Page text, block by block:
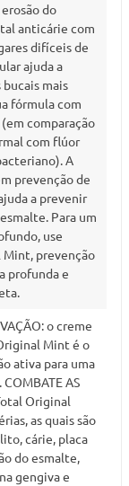
do
anticárie com
difíceis de
ajuda a
mais
fórmula com
comparação
com flúor
A
prevenção de
a prevenir
Para um
use
prevenção
profunda e
o creme
Mint é o
ativa para uma
AS
Original
as quais são
cárie, placa
do esmalte,
gengiva e